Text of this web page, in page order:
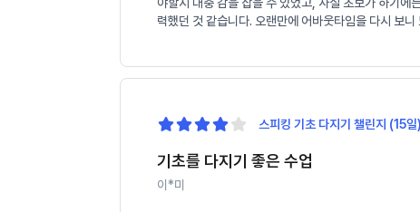
력했던 것 같습니다. 오랜만에 어바웃타임을 다시 보
스피킹 기초 다지기 챌린지 (15일)
기초를 다지기 좋은 수업
이*미